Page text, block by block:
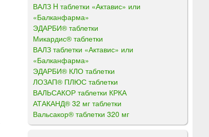
ВАЛЗ H таблетки «Актавис» или
«Балканфарма»
ЭДАРБИ® таблетки
Микардис® таблетки
ВАЛЗ таблетки «Актавис» или
«Балканфарма»
ЭДАРБИ® КЛО таблетки
ЛОЗАП® ПЛЮС таблетки
ВАЛЬСАКОР таблетки КРКА
АТАКАНД® 32 мг таблетки
Вальсакор® таблетки 320 мг